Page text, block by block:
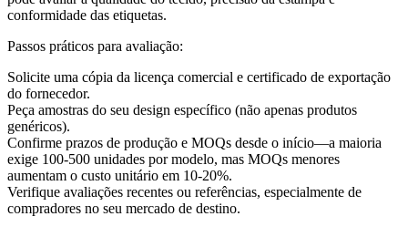
conformidade das etiquetas.
Passos práticos para avaliação:
Solicite uma cópia da licença comercial e certificado de exportação
do fornecedor.
Peça amostras do seu design específico (não apenas produtos
genéricos).
Confirme prazos de produção e MOQs desde o início—a maioria
exige 100-500 unidades por modelo, mas MOQs menores
aumentam o custo unitário em 10-20%.
Verifique avaliações recentes ou referências, especialmente de
compradores no seu mercado de destino.